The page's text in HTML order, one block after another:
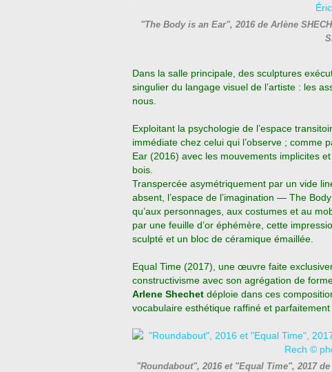
"The Body is an Ear", 2016 de Arlène
Dans la salle principale, des sculptures
singulier du langage visuel de l’artiste : les
nous.
Exploitant la psychologie de l’espace
immédiate chez celui qui l’observe ; comme
Ear (2016) avec les mouvements implicites
bois.
Transpercée asymétriquement par un vide
absent, l’espace de l’imagination — The
qu’aux personnages, aux costumes et au
par une feuille d’or éphémère, cette
sculpté et un bloc de céramique émaillée.
Equal Time (2017), une œuvre faite
constructivisme avec son agrégation de
Arlene Shechet déploie dans ces
vocabulaire esthétique raffiné et parfaitement
"Roundabout", 2016 et "Equal Time", 2017